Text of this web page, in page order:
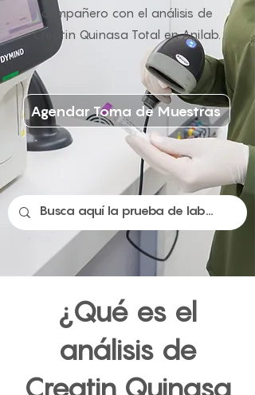
compañero con el análisis de
Creatin Quinasa Total en Anilab.
Agendar Toma de Muestras
¿Qué es el
análisis de
Creatin Quinasa